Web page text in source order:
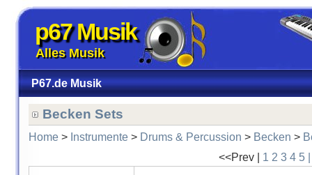
p67 Musik
Alles Musik
P67.de Musik
Becken Sets
Home> Instrumente> Drums & Percussion > Becken >
<<Prev | 1 2 3 4 5